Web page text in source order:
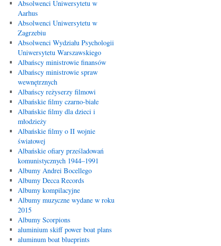
Absolwenci Uniwersytetu w
Aarhus
Absolwenci Uniwersytetu w
Zagrzebiu
Absolwenci Wydziału Psychologii
Uniwersytetu Warszawskiego
Albańscy ministrowie finansów
Albańscy ministrowie spraw
wewnętrznych
Albańscy reżyserzy filmowi
Albańskie filmy czarno-białe
Albańskie filmy dla dzieci i
młodzieży
Albańskie filmy o II wojnie
światowej
Albańskie ofiary prześladowań
komunistycznych 1944–1991
Albumy Andrei Bocellego
Albumy Decca Records
Albumy kompilacyjne
Albumy muzyczne wydane w roku
2015
Albumy Scorpions
aluminium skiff power boat plans
aluminum boat blueprints